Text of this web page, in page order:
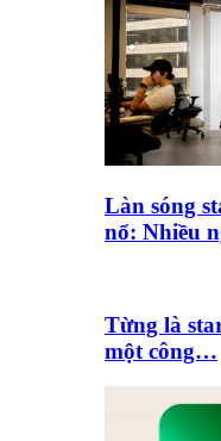
Làn sóng
nổ: Nhiều
Từng là
một công…